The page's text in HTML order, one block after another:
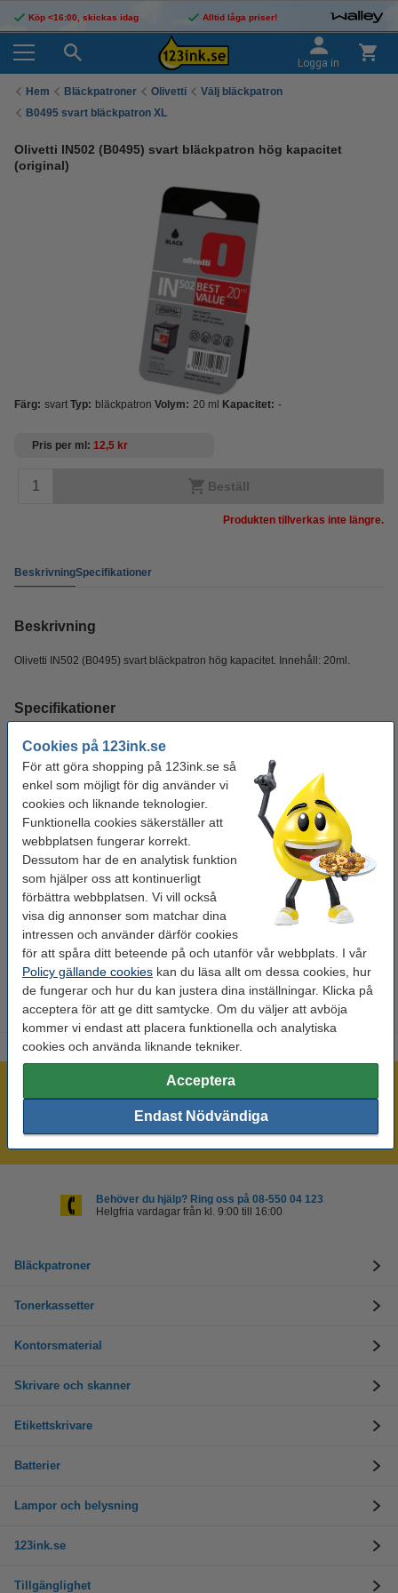
Cookies på 123ink.se
För att göra shopping på 123ink.se så
enkel som möjligt för dig använder vi
cookies och liknande teknologier.
Funktionella cookies säkerställer att
webbplatsen fungerar korrekt.
Dessutom har de en analytisk funktion
som hjälper oss att kontinuerligt
förbättra webbplatsen. Vi vill också
visa dig annonser som matchar dina
intressen och använder därför cookies
för att spåra ditt beteende på och utanför vår webbplats. I vår
Policy gällande cookies kan du läsa allt om dessa cookies, hur
de fungerar och hur du kan justera dina inställningar. Klicka på
acceptera för att ge ditt samtycke. Om du väljer att avböja
kommer vi endast att placera funktionella och analytiska
cookies och använda liknande tekniker.
Acceptera
Endast Nödvändiga
Köp <16:00, skickas idag Alltid låga priser!
Logga in
Hem Bläckpatroner Olivetti
Välj bläckpatron
B0495 svart bläckpatron XL
Olivetti IN502 (B0495) svart bläckpatron hög kapacitet
(original)
Färg: svart Typ: bläckpatron Volym: 20 ml Kapacitet: -
Pris per ml 12,5 kr
Beställ
Produkten tillverkas inte längre.
BeskrivningSpecifikationer
Beskrivning
Olivetti IN502 (B0495) svart bläckpatron hög kapacitet. Innehåll: 20ml.
Specifikationer
Färg: svart
Typ: bläckpatron
Volym: 20 ml
Kapacitet: -
Olivetti
EAN: 8020334284183
Vårt artikelnr: 042120
Nummer: B0495
Beställ innan 16:00 så skickar vi idag!
Alltid låga priser!
Behöver du hjälp? Ring oss på 08-550 04 123
Helgfria vardagar från kl. 9:00 till 16:00
Bläckpatroner
Tonerkassetter
Kontorsmaterial
Skrivare och skanner
Etikettskrivare
Batterier
Lampor och belysning
123ink.se
Tillgänglighet